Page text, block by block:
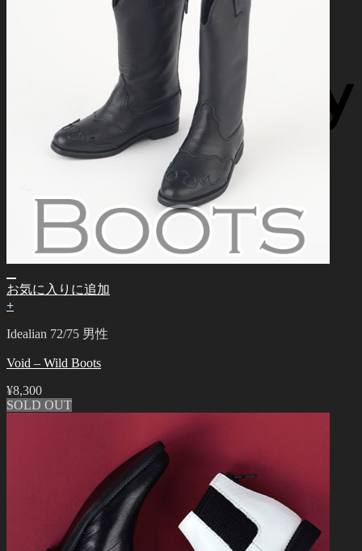
お気に入りに追加
+
Idealian 72/75 男性
Void – Wild Boots
¥8,300
SOLD OUT